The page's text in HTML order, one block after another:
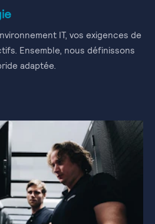
IT, vos exigences de
Ensemble, nous définissons
adaptée.